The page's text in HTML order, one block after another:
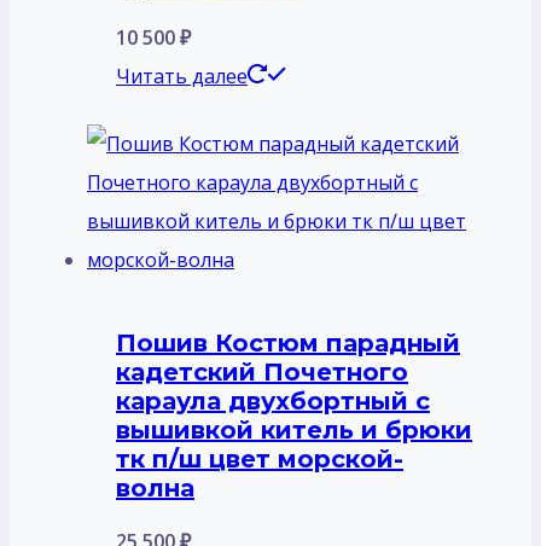
10 500₽
Читать далее
Пошив Костюм парадный
кадетский Почетного
караула двухбортный с
вышивкой китель и брюки
тк п/ш цвет морской-
волна